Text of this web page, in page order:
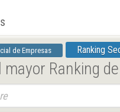
de Empresas Ranking
Ranking